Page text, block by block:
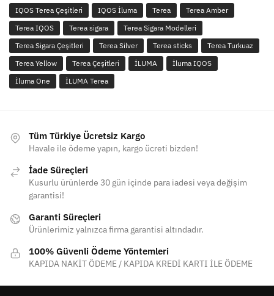
IQOS Terea Çeşitleri
IQOS İluma Terea
Terea Amber
Terea IQOS
Terea sigara
Terea Sigara Modelleri
Terea Sigara Çeşitleri
Terea Silver Terea sticks
Terea Turkuaz
Terea Yellow
Terea Çeşitleri İLUMA
İluma IQOS
İluma One
İLUMA Terea
Tüm Türkiye Ücretsiz Kargo
Havale ile ödeme yapın, kargo ücreti bizden!
İade Süreçleri
Kusurlu ürünlerde 30 gün içinde para iadesi veya değişim
garantisi!
Garanti Süreçleri
Ürünlerimiz yalnızca firma garantisi altındadır.
100% Güvenli Ödeme Yöntemleri
KAPIDA NAKİT ÖDEME / KAPIDA KREDİ KARTI İLE ÖDEME